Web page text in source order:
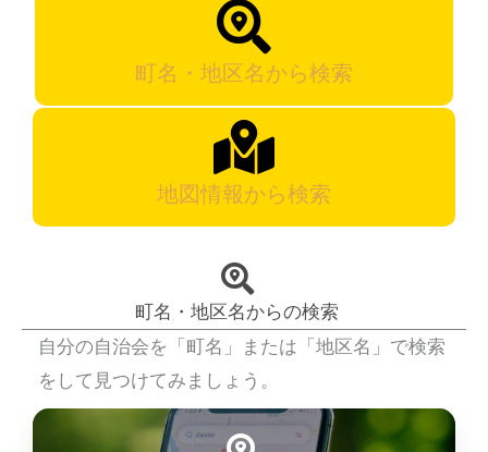
町名・地区名から検索
地図情報から検索
町名・地区名からの検索
自分の自治会を「町名」または「地区名」で検索
をして見つけてみましょう。